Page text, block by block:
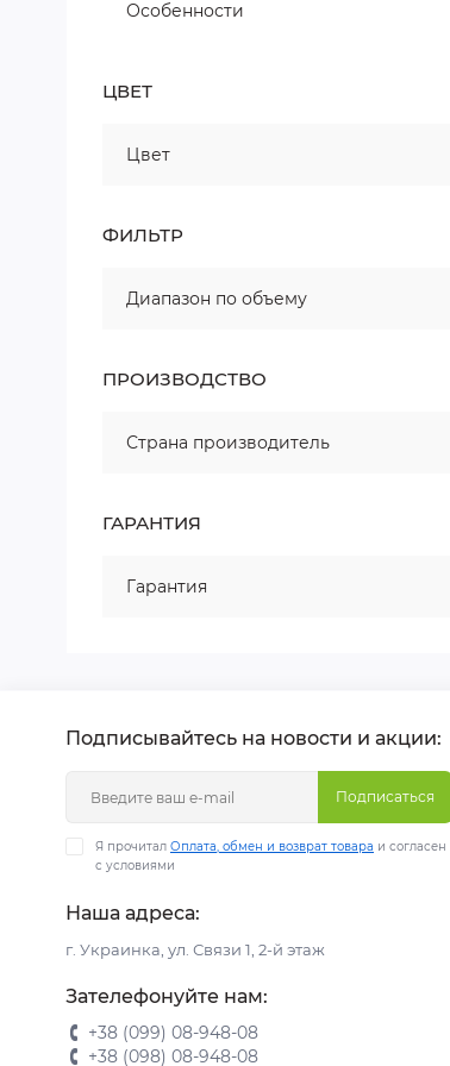
Особенности
ЦВЕТ
Цвет
ФИЛЬТР
Диапазон по объему
ПРОИЗВОДСТВО
Страна производитель
ГАРАНТИЯ
Гарантия
Подписывайтесь на новости и акции:
Подписаться
Я прочитал Оплата, обмен и возврат товара и согласен
с условиями
Наша адреса:
г. Украинка, ул. Связи 1, 2-й этаж
Зателефонуйте нам:
+38 (099) 08-948-08
+38 (098) 08-948-08